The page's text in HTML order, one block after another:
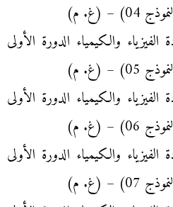
– (غ. م)
والكيمياء الدورة الأولى
– (غ. م)
والكيمياء الدورة الأولى
– (غ. م)
والكيمياء الدورة الأولى
– (غ. م)